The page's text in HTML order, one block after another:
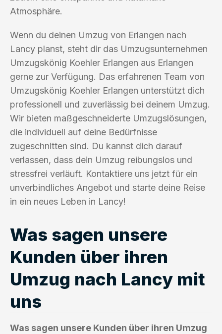
Atmosphäre.
Wenn du deinen Umzug von Erlangen nach
Lancy planst, steht dir das Umzugsunternehmen
Umzugskönig Koehler Erlangen aus Erlangen
gerne zur Verfügung. Das erfahrenen Team von
Umzugskönig Koehler Erlangen unterstützt dich
professionell und zuverlässig bei deinem Umzug.
Wir bieten maßgeschneiderte Umzugslösungen,
die individuell auf deine Bedürfnisse
zugeschnitten sind. Du kannst dich darauf
verlassen, dass dein Umzug reibungslos und
stressfrei verläuft. Kontaktiere uns jetzt für ein
unverbindliches Angebot und starte deine Reise
in ein neues Leben in Lancy!
Was sagen unsere
Kunden über ihren
Umzug nach Lancy mit
uns
Was sagen unsere Kunden über ihren Umzug